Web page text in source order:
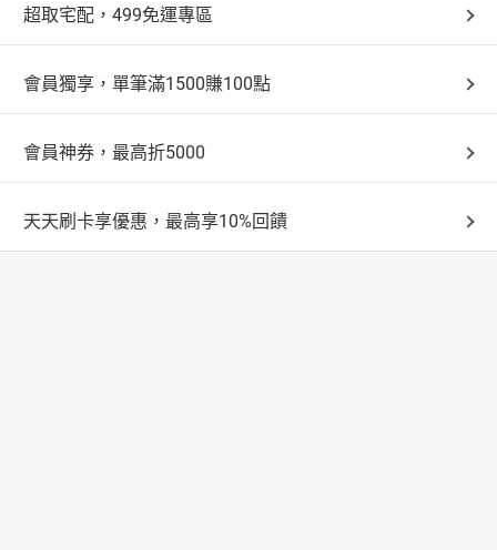
超取宅配，499免運專區
會員獨享，單筆滿1500賺100點
會員神券，最高折5000
天天刷卡享優惠，最高享10%回饋